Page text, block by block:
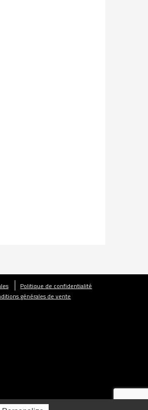
Politique de confidentialité
générales de vente